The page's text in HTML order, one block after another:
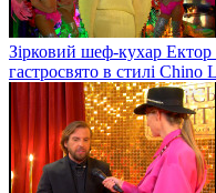
Зірковий шеф-кухар
гастросвято в стилі Chino